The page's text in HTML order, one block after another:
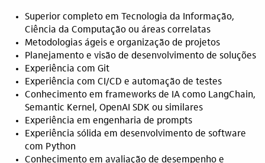
Superior completo em Tecnologia da Informação,
Ciência da Computação ou áreas correlatas
Metodologias ágeis e organização de projetos
Planejamento e visão de desenvolvimento de soluções
Experiência com Git
Experiência com CI/CD e automação de testes
Conhecimento em frameworks de IA como LangChain,
Semantic Kernel, OpenAI SDK ou similares
Experiência em engenharia de prompts
Experiência sólida em desenvolvimento de software
com Python
Conhecimento em avaliação de desempenho e